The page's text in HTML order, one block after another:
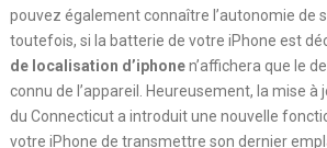
pouvez également connaître l’autonomie de
toutefois, si la batterie de votre iPhone est
de localisation d’iphonen’affichera que le
connu de l’appareil. Heureusement, la mise à
du Connecticut a introduit une nouvelle
votre iPhone de transmettre son dernier